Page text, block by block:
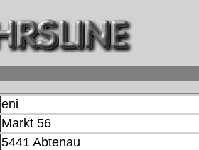
eni
Markt 56
5441 Abtenau